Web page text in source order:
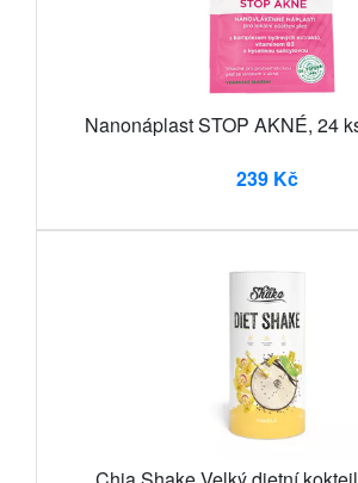
Nanonáplast STOP AKNÉ, 24
239 Kč